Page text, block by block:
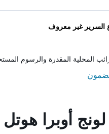
المحلية المقدرة والرسوم
أوبرا هوتل